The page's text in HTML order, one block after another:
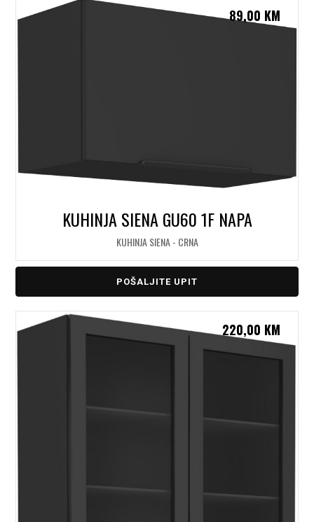
KUHINJA SIENA GU60 1F NAPA
KUHINJA SIENA - CRNA
89,00 KM
POŠALJITE UPIT
220,00 KM